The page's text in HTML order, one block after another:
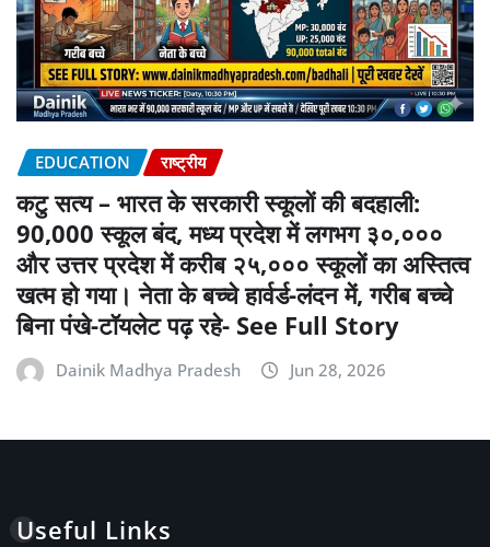
EDUCATION राष्ट्रीय
कटु सत्य – भारत के सरकारी स्कूलों की बदहाली:
90,000 स्कूल बंद, मध्य प्रदेश में लगभग ३०,०००
और उत्तर प्रदेश में करीब २५,००० स्कूलों का अस्तित्व
खत्म हो गया। नेता के बच्चे हार्वर्ड-लंदन में, गरीब बच्चे
बिना पंखे-टॉयलेट पढ़ रहे- See Full Story
Dainik Madhya Pradesh Jun 28, 2026
Useful Links